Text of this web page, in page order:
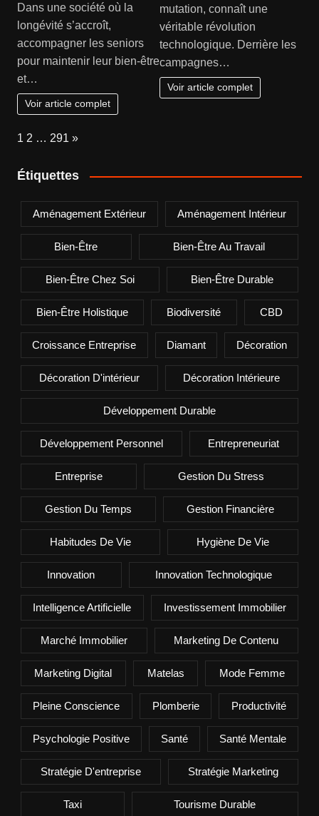
Dans une société où la
longévité s’accroît,
accompagner les seniors
pour maintenir leur bien-être
et…
Voir article complet
mutation, connaît une
véritable révolution
technologique. Derrière les
campagnes…
Voir article complet
Page:
1 2 … 291 Next
»
Étiquettes
Aménagement Extérieur Aménagement Intérieur
Bien-Être Bien-Être Au Travail
Bien-Être Chez Soi Bien-Être Durable
Bien-Être Holistique Biodiversité CBD
Croissance Entreprise Diamant Décoration
Décoration D'intérieur Décoration Intérieure
Développement Durable
Développement Personnel Entrepreneuriat
Entreprise Gestion Du Stress
Gestion Du Temps Gestion Financière
Habitudes De Vie Hygiène De Vie
Innovation Innovation Technologique
Intelligence Artificielle Investissement Immobilier
Marché Immobilier Marketing De Contenu
Marketing Digital Matelas Mode Femme
Pleine Conscience Plomberie Productivité
Psychologie Positive Santé Santé Mentale
Stratégie D'entreprise Stratégie Marketing
Taxi Tourisme Durable